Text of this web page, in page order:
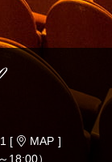
[ MAP ]
18:00）